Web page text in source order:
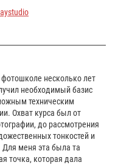
несколько лет
необходимый базис
техническим
Охват курса был от
до рассмотрения
тонкостей и
меня эта была та
точка, которая дала